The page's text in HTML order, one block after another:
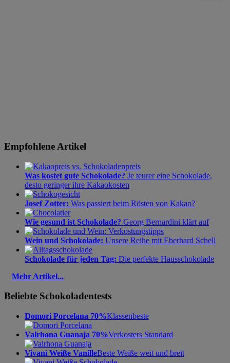
Empfohlene Artikel
Was kostet gute Schokolade? Je teurer eine Schokolade,
desto geringer ihre Kakaokosten
Josef Zotter: Was passiert beim Rösten von Kakao?
Wie gesund ist Schokolade? Georg Bernardini klärt auf
Wein und Schokolade: Unsere Reihe mit Eberhard Schell
Schokolade für jeden Tag: Die perfekte Hausschokolade
Mehr Artikel...
Beliebte Schokoladentests
Domori Porcelana 70%Klassenbeste
Valrhona Guanaja 70%Verkosters Standard
Vivani Weiße VanilleBeste Weiße weit und breit